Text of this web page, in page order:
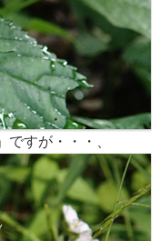
すが・・・、